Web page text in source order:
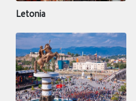
Letonia